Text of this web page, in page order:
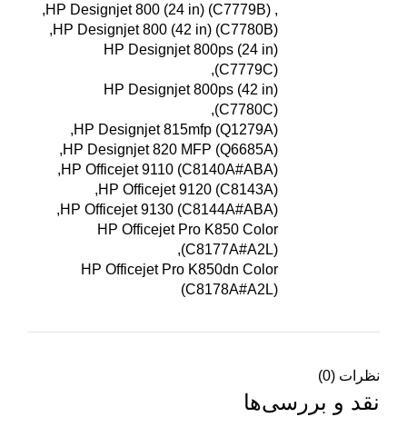
, HP Designjet 800 (24 in) (C7779B),
HP Designjet 800 (42 in) (C7780B),
HP Designjet 800ps (24 in)
(C7779C),
HP Designjet 800ps (42 in)
(C7780C),
HP Designjet 815mfp (Q1279A),
HP Designjet 820 MFP (Q6685A),
HP Officejet 9110 (C8140A#ABA),
HP Officejet 9120 (C8143A),
HP Officejet 9130 (C8144A#ABA),
HP Officejet Pro K850 Color
(C8177A#A2L),
HP Officejet Pro K850dn Color
(C8178A#A2L)
نظرات (0)
نقد و بررسی‌ها